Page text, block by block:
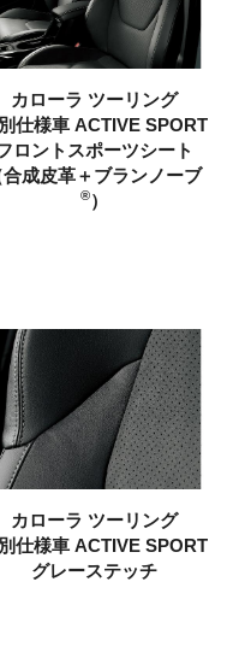
カローラ ツーリング
仕様車 ACTIVE SPORT
ロントスポーツシート
合成皮革＋ブランノーブ
®）
カローラ ツーリング
仕様車 ACTIVE SPORT
グレーステッチ